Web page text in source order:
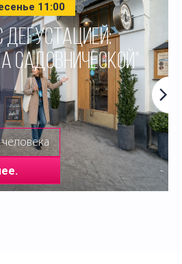
11:00
ДЕГУСТАЦИЕЙ:
САДОВНИЧЕСКОЙ"